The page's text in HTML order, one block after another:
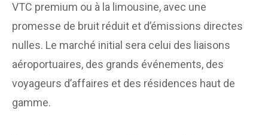
VTC premium ou à la limousine, avec une
promesse de bruit réduit et d’émissions directes
nulles. Le marché initial sera celui des liaisons
aéroportuaires, des grands événements, des
voyageurs d’affaires et des résidences haut de
gamme.